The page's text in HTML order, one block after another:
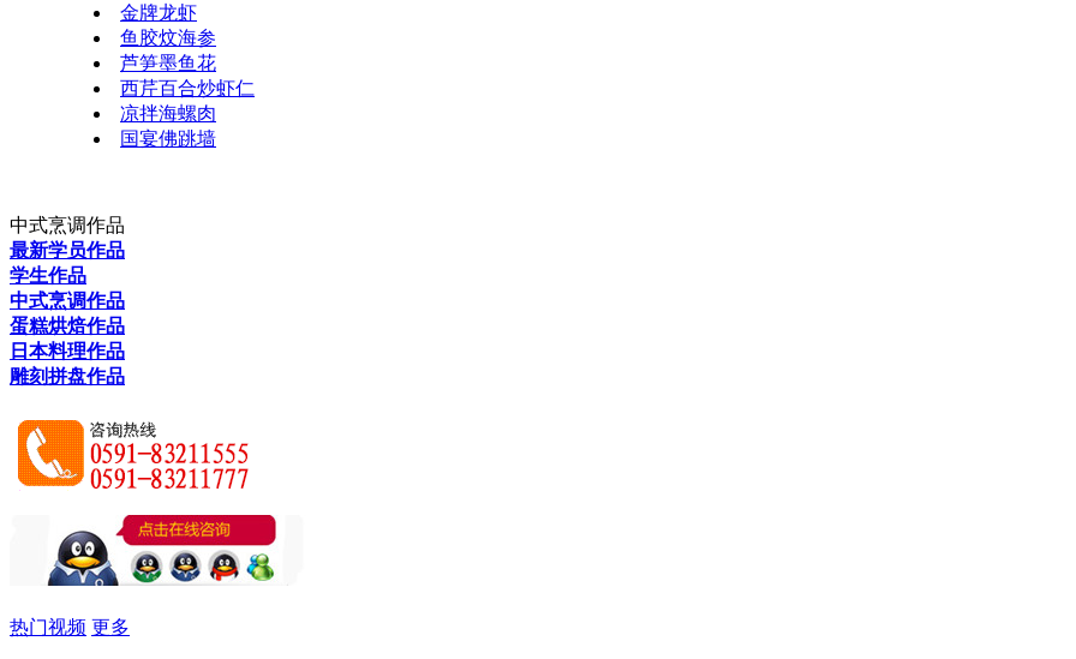
金牌龙虾
鱼胶炆海参
芦笋墨鱼花
西芹百合炒虾仁
凉拌海螺肉
国宴佛跳墙
中式烹调作品
最新学员作品
学生作品
中式烹调作品
蛋糕烘焙作品
日本料理作品
雕刻拼盘作品
热门视频 更多